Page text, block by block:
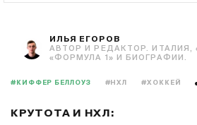
ИЛЬЯ ЕГОРОВ
АВТОР И РЕДАКТОР. ИТАЛИЯ,
«ФОРМУЛА 1» И БИОГРАФИИ.
#КИФФЕР БЕЛЛОУЗ #НХЛ #ХОККЕЙ
КРУТОТА И НХЛ: